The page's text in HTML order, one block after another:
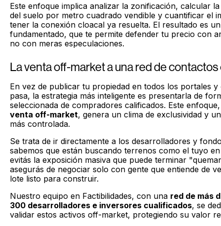
Este enfoque implica analizar la zonificación, calcular
del suelo por metro cuadrado vendible y cuantificar el
tener la conexión cloacal ya resuelta. El resultado es
fundamentado, que te permite defender tu precio con
no con meras especulaciones.
La venta off-market a una red de
En vez de publicar tu propiedad en todos los portales
pasa, la estrategia más inteligente es presentarla de
seleccionada de compradores calificados. Este
venta off-market, genera un clima de exclusividad y
más controlada.
Se trata de ir directamente a los desarrolladores y
sabemos que están buscando terrenos como el tuyo
evitás la exposición masiva que puede terminar
asegurás de negociar solo con gente que entiende de
lote listo para construir.
Nuestro equipo en Factibilidades, con una red de más
300 desarrolladores e inversores cualificados, se
validar estos activos off-market, protegiendo su valor